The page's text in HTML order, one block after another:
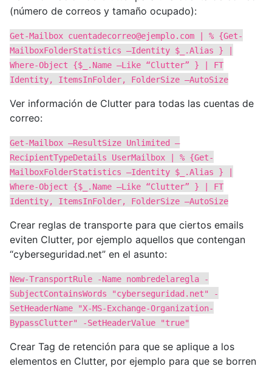
(número de correos y tamaño ocupado):
Get-Mailbox cuentadecorreo@ejemplo.com | % {Get-
MailboxFolderStatistics –Identity $_.Alias } |
Where-Object {$_.Name –Like “Clutter” } | FT
Identity, ItemsInFolder, FolderSize –AutoSize
Ver información de Clutter para todas las cuentas de
correo:
Get-Mailbox –ResultSize Unlimited –
RecipientTypeDetails UserMailbox | % {Get-
MailboxFolderStatistics –Identity $_.Alias } |
Where-Object {$_.Name –Like “Clutter” } | FT
Identity, ItemsInFolder, FolderSize –AutoSize
Crear reglas de transporte para que ciertos emails
eviten Clutter, por ejemplo aquellos que contengan
“cyberseguridad.net” en el asunto:
New-TransportRule -Name nombredelaregla -
SubjectContainsWords "cyberseguridad.net" -
SetHeaderName "X-MS-Exchange-Organization-
BypassClutter" -SetHeaderValue "true"
Crear Tag de retención para que se aplique a los
elementos en Clutter, por ejemplo para que se borren